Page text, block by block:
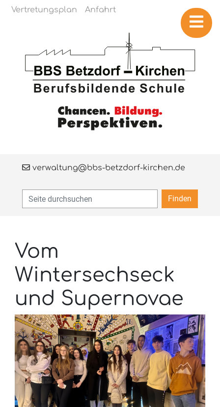
Navigation überspringen
Vertretungsplan Anfahrt
verwaltung@bbs-betzdorf-kirchen.de
Finden
Vom
Wintersechseck
und Supernovae